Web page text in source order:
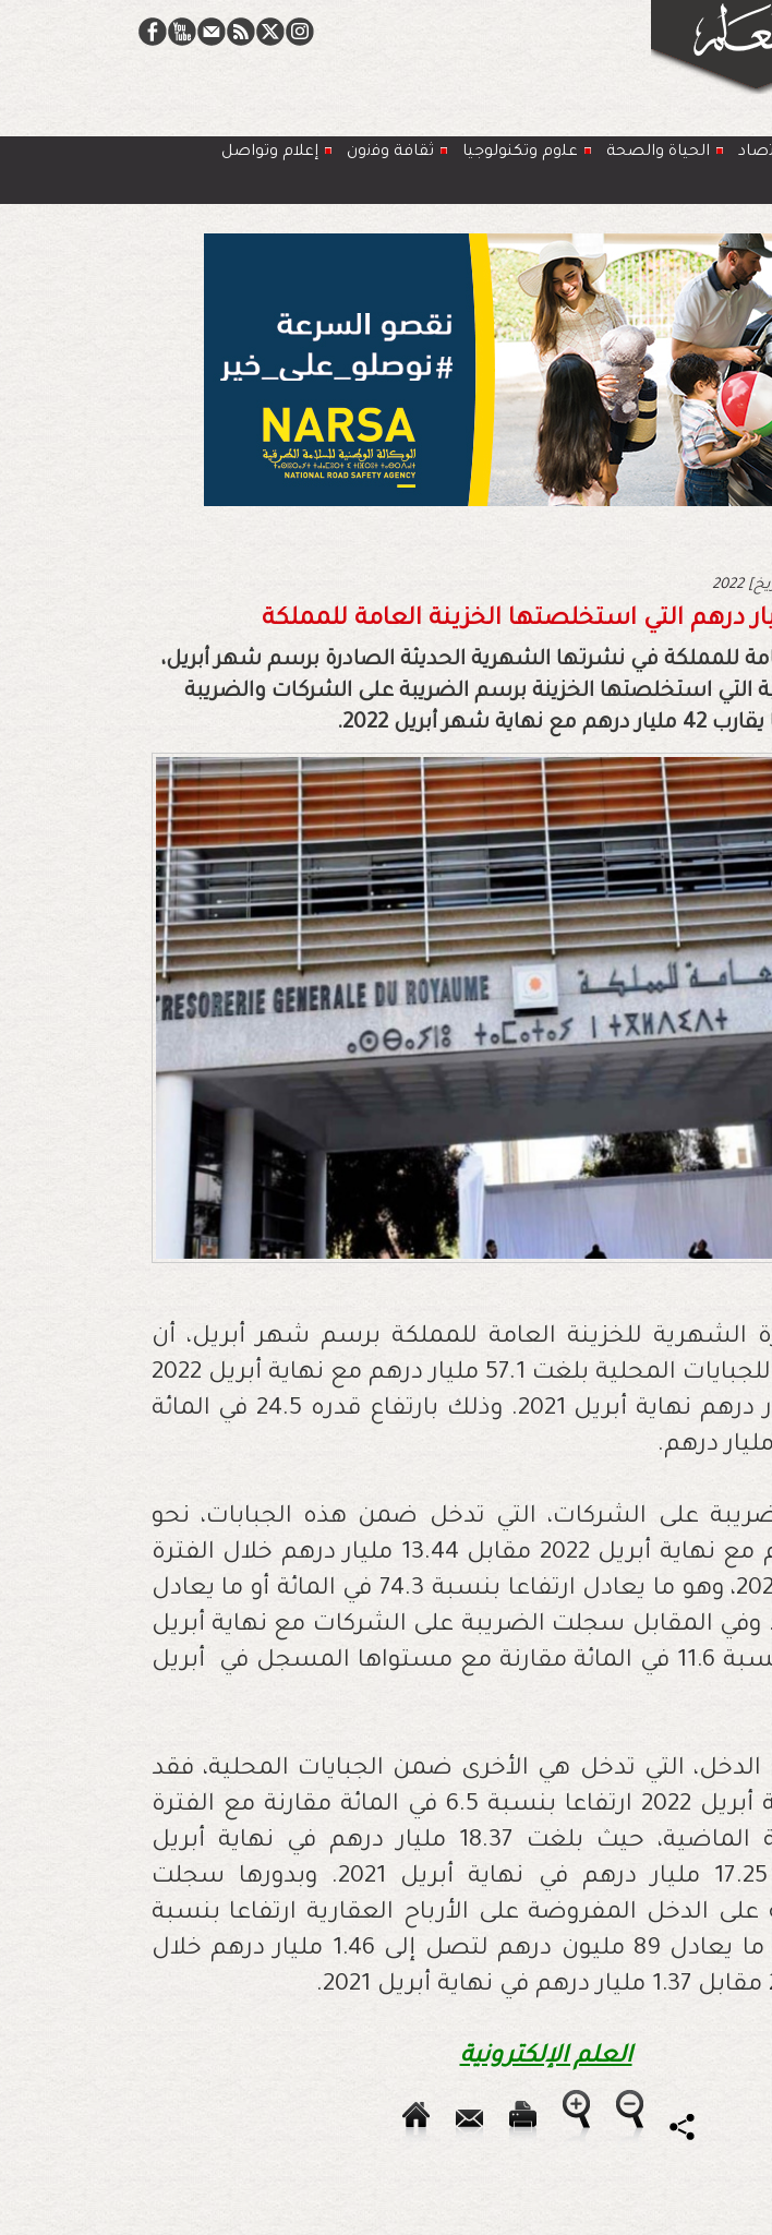
الحياة والصحة ﻋﻠوم وتكنولوجيا ﺛﻘﺎﻓﺔ وﻓﻧون
إعلام وتواصل
للمملكة في نشرتها الشهرية الحديثة الصادرة برسم شهر أبريل،
التي استخلصتها الخزينة برسم الضريبة على الشركات والضريبة
شهر أبريل 2022.
للخزينة العامة للمملكة برسم شهر أبريل، أن
الموارد الصافية للجبايات المحلية بلغت 57.1 مليار درهم مع نهاية أبريل 2022
مقابل 45.8 مليار درهم نهاية أبريل 2021. وذلك بارتفاع قدره 24.5 في المائة
على الشركات، التي تدخل ضمن هذه الجبابات، نحو
23.42 مليار درهم مع نهاية أبريل 2022 مقابل 13.44 مليار درهم خلال الفترة
ذاتها من سنة 2021، وهو ما يعادل ارتفاعا بنسبة 74.3 في المائة أو ما يعادل
وفي المقابل سجلت الضريبة على الشركات مع نهاية أبريل
2021 انخفاضا بنسبة 11.6 في المائة مقارنة مع مستواها المسجل في أبريل
الدخل، التي تدخل هي الأخرى ضمن الجبايات المحلية، فقد
سجلت مع نهاية أبريل 2022 ارتفاعا بنسبة 6.5 في المائة مقارنة مع الفترة
ذاتها من السنة الماضية، حيث بلغت 18.37 مليار درهم في نهاية أبريل
الماضي مقابل 17.25 مليار درهم في نهاية أبريل 2021. وبدورها سجلت
الدخل المفروضة على الأرباح العقارية ارتفاعا بنسبة
6.5 في المائة أو ما يعادل 89 مليون درهم لتصل إلى 1.46 مليار درهم خلال
العلم الإلكترونية